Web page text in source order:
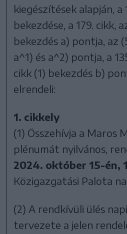
kiegészítések alapján, a
bekezdése, a 179. cikk,
bekezdés a) pontja, az
a^1) és a^2) pontja, a
cikk (1) bekezdés b)
elrendeli:
1. cikkely
(1) Összehívja a Maros
plénumát nyilvános,
2024. október 15-én,
Közigazgatási Palota
(2) A rendkívüli ülés
tervezete a jelen